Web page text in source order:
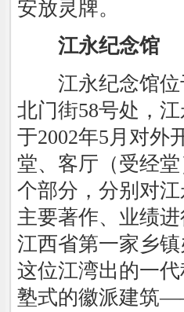
安放灵牌。
江永纪念馆
江永纪念馆位
北门街58号处，
于2002年5月对外
堂、客厅（受经
个部分，分别对
主要著作、业绩
江西省第一家乡
这位江湾出的一
塾式的徽派建筑